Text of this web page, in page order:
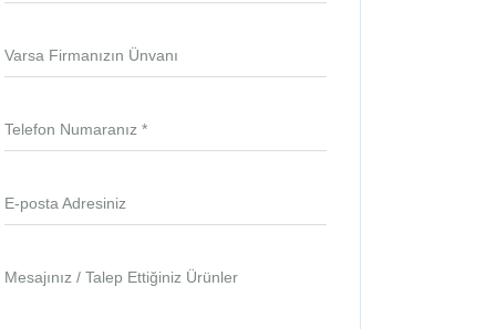
Varsa Firmanızın Ünvanı
Telefon Numaranız *
E-posta Adresiniz
Mesajınız / Talep Ettiğiniz Ürünler